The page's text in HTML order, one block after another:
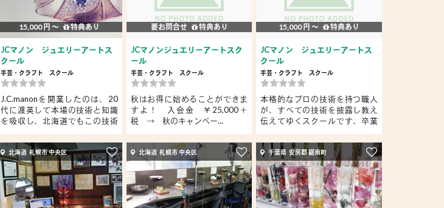
15,000 円 〜 特典あり
JCマノン ジュエリーアートス
クール
手芸・クラフト スクール
J.C.manonを開業したのは、20
代に渡英して本場の技術と知識
を吸収し、北海道でもこの技術
要お問合せ 特典あり
JCマノンジュエリーアートスク
ール
手芸・クラフト スクール
秋はお得に始めることができま
すよ！ 入会金 ￥25,000＋
税 → 秋のキャンペー...
15,000 円 〜 特典あり
JCマノン ジュエリーアートス
クール
手芸・クラフト スクール
本格的なプロの技術を持つ職人
が、すべての技術を披露し教え
伝えてゆくスクールです、卒業
北海道 札幌市 中央区 北海道 札幌市 中央区 千葉県 安房郡 鋸南町